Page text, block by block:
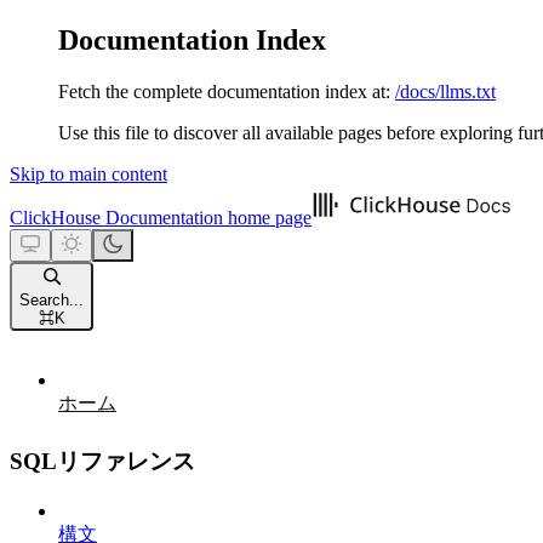
Documentation Index
Fetch the complete documentation index at: /docs/llms.txt
Use this file to discover all available pages before exploring
Skip to main content
ClickHouse Documentation home page
Search...
⌘K
ホーム
SQLリファレンス
構文